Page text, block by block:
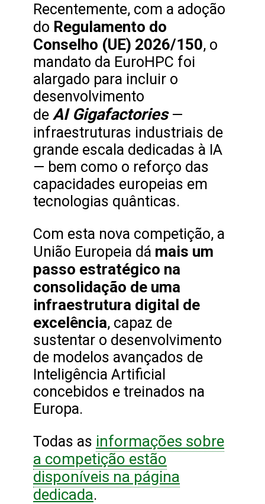
Recentemente, com a adoção
do Regulamento do
Conselho (UE) 2026/150, o
mandato da EuroHPC foi
alargado para incluir o
desenvolvimento
de AI Gigafactories—
infraestruturas industriais de
grande escala dedicadas à IA
— bem como o reforço das
capacidades europeias em
tecnologias quânticas.
Com esta nova competição, a
União Europeia dá mais um
passo estratégico na
consolidação de uma
infraestrutura digital de
excelência, capaz de
sustentar o desenvolvimento
de modelos avançados de
Inteligência Artificial
concebidos e treinados na
Europa.
Todas as informações sobre
a competição estão
disponíveis na página
dedicada.